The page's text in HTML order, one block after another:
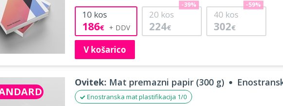
10 kos
186€
20 kos
224€
-39%
40 kos
302€
-59%
V košarico
Ovitek: Mat premazni papir (300 g)
Enostranska mat plastifikacija 1/0